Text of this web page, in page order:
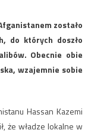
zostało
do których doszło
Obecnie obie
wzajemnie sobie
Hassan Kazemi
że władze lokalne w